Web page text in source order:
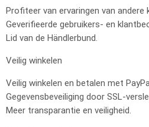
Profiteer van ervaringen van andere
Geverifieerde gebruikers- en
Lid van de Händlerbund.
Veilig winkelen
Veilig winkelen en betalen met
Gegevensbeveiliging door SSL-
Meer transparantie en veiligheid.